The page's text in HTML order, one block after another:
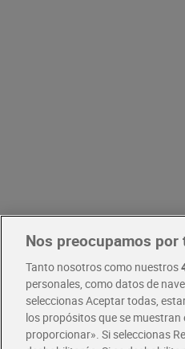
Nos preocupamos por
Tanto nosotros como nuestros
personales, como datos de
seleccionas Aceptar todas,
los propósitos que se
proporcionar». Si seleccionas